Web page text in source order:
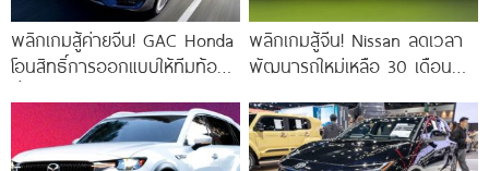
พลิกเกมสู้ค่ายจีน! GAC Honda
โอนสิทธิ์การออกแบบให้ทีมท้อง
พลิกเกมสู้จีน! Nissan ลดเวลา
พัฒนารถใหม่เหลือ 30 เดือน
Skyline สู่ยุค